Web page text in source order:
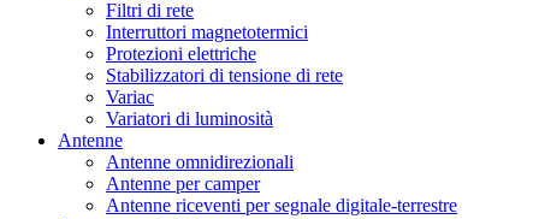
Filtri di rete
Interruttori magnetotermici
Protezioni elettriche
Stabilizzatori di tensione di rete
Variac
Variatori di luminosità
Antenne
Antenne omnidirezionali
Antenne per camper
Antenne riceventi per segnale digitale-terrestre